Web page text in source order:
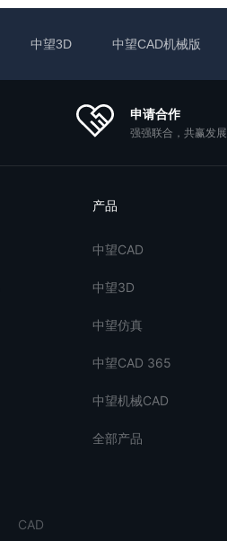
中望3D 中望CAD机械版
申请合作
强强联合，共赢发展
产品
中望CAD
中望3D
中望仿真
中望CAD 365
中望机械CAD
全部产品
CAD